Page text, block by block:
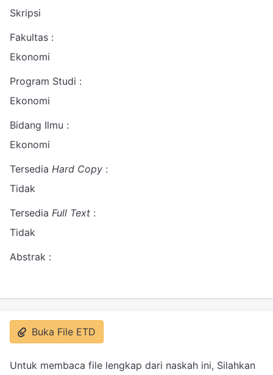
Skripsi
Fakultas :
Ekonomi
Program Studi :
Ekonomi
Bidang Ilmu :
Ekonomi
Tersedia Hard Copy :
Tidak
Tersedia Full Text :
Tidak
Abstrak :
Buka File ETD
Untuk membaca file lengkap dari naskah ini, Silahkan